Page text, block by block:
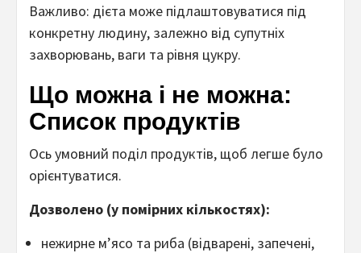
Важливо: дієта може підлаштовуватися під
конкретну людину, залежно від супутніх
захворювань, ваги та рівня цукру.
Що можна і не можна:
Список продуктів
Ось умовний поділ продуктів, щоб легше було
орієнтуватися.
Дозволено (у помірних кількостях):
нежирне м’ясо та риба (відварені, запечені,